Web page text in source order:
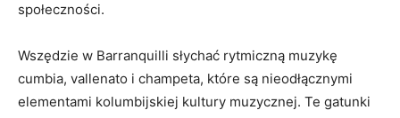
społeczności.
Wszędzie w​ Barranquilli słychać rytmiczną ‌muzykę
cumbia, vallenato i⁣ champeta, które ‌są nieodłącznymi
elementami kolumbijskiej kultury muzycznej. Te⁤ gatunki